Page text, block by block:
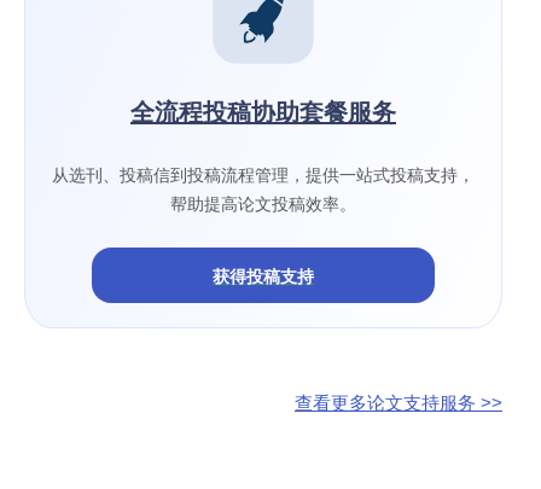
全流程投稿协助套餐服务
从选刊、投稿信到投稿流程管理，提供一站式投稿支持，
帮助提高论文投稿效率。
获得投稿支持
查看更多论文支持服务 >>